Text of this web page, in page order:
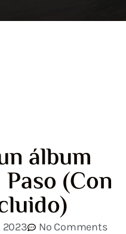
álbum
(Con
2023 No Comments